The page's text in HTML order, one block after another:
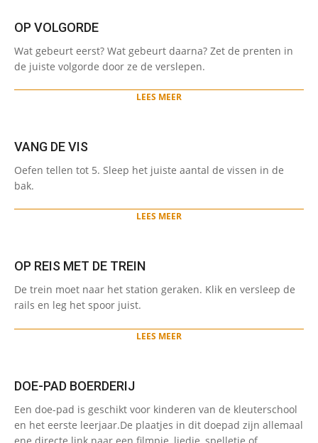
OP VOLGORDE
01-
22
Wat gebeurt eerst? Wat gebeurt daarna? Zet de prenten in
de juiste volgorde door ze de verslepen.
LEES MEER
VANG DE VIS
01-
22
Oefen tellen tot 5. Sleep het juiste aantal de vissen in de
bak.
LEES MEER
OP REIS MET DE TREIN
01-
22
De trein moet naar het station geraken. Klik en versleep de
rails en leg het spoor juist.
LEES MEER
DOE-PAD BOERDERIJ
01-
15
Een doe-pad is geschikt voor kinderen van de kleuterschool
en het eerste leerjaar.De plaatjes in dit doepad zijn allemaal